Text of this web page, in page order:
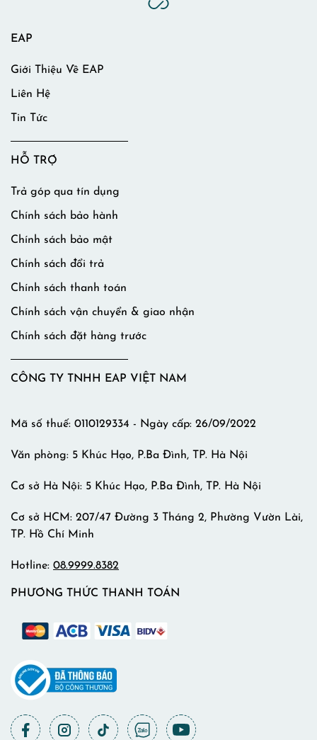
EAP
Giới Thiệu Về EAP
Liên Hệ
Tin Tức
HỖ TRỢ
Trả góp qua tín dụng
Chính sách bảo hành
Chính sách bảo mật
Chính sách đổi trả
Chính sách thanh toán
Chính sách vận chuyển & giao nhận
Chính sách đặt hàng trước
CÔNG TY TNHH EAP VIỆT NAM
Mã số thuế: 0110129334 - Ngày cấp: 26/09/2022
Văn phòng: 5 Khúc Hạo, P.Ba Đình, TP. Hà Nội
Cơ sở Hà Nội: 5 Khúc Hạo, P.Ba Đình, TP. Hà Nội
Cơ sở HCM: 207/47 Đường 3 Tháng 2, Phường Vườn Lài,
TP. Hồ Chí Minh
Hotline: 08.9999.8382
PHƯƠNG THỨC THANH TOÁN